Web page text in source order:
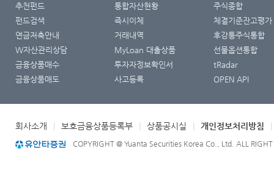
추천펀드
펀드검색
연금저축안내
W자산관리상담
금융상품매수
금융상품매도
통합자산현황
즉시이체
거래내역
MyLoan 대출상품
투자자정보확인서
사고등록
주식종합
체결기준잔고평가
후강퉁주식통합
선물옵션통합
tRadar
OPEN API
회사소개 보호금융상품등록부 상품공시실 개인정보처리방침
COPYRIGHT @ Yuanta Securities Korea Co., Ltd. ALL RIGHT